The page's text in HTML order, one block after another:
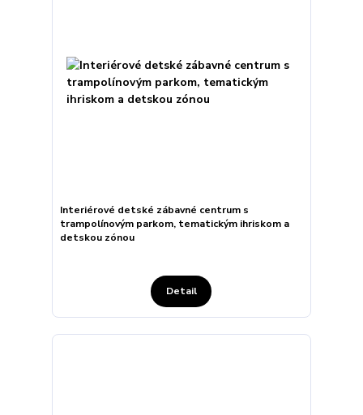
Interiérové detské zábavné centrum s
trampolínovým parkom, tematickým ihriskom a
detskou zónou
Detail